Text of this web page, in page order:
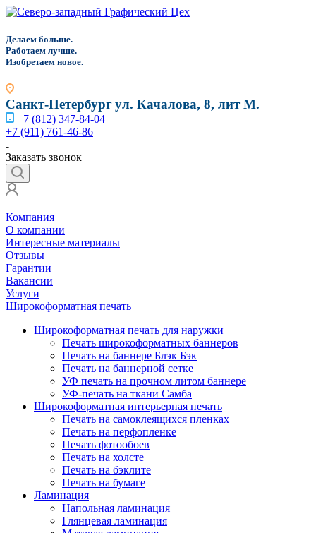
Делаем больше.
Работаем лучше.
Изобретаем новое.
Санкт-Петербургул. Качалова, 8, лит М.
+7 (812) 347-84-04
+7 (911) 761-46-86
Заказать звонок
Компания
О компании
Интересные материалы
Отзывы
Гарантии
Вакансии
Услуги
Широкоформатная печать
Широкоформатная печать для наружки
Печать широкоформатных баннеров
Печать на баннере Блэк Бэк
Печать на баннерной сетке
УФ печать на прочном литом баннере
УФ-печать на ткани Самба
Широкоформатная интерьерная печать
Печать на самоклеящихся пленках
Печать на перфопленке
Печать фотообоев
Печать на холсте
Печать на бэклите
Печать на бумаге
Ламинация
Напольная ламинация
Глянцевая ламинация